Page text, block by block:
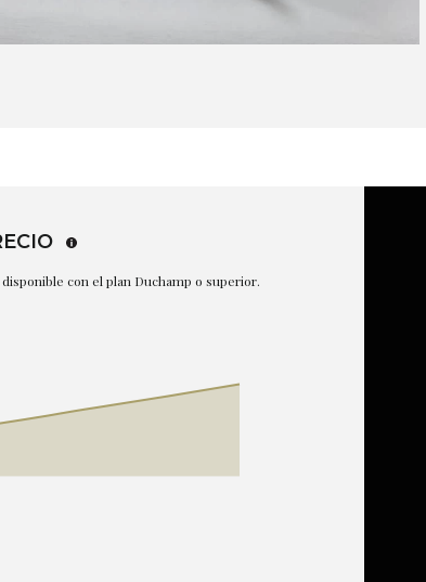
con el plan Duchamp o superior.